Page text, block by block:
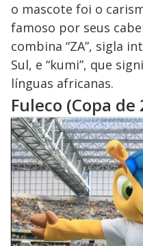
o mascote foi o
famoso por seus
combina “ZA”, sigla
Sul, e “kumi”, que
línguas africanas.
Fuleco (Copa de